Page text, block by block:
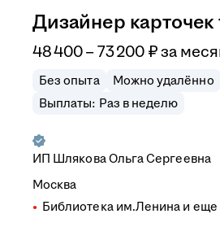
Дизайнер карточек
48 400–73 200 ₽ за
Без опыта
Можно удалённо
Выплаты: Раз в неделю
ИП Шлякова Ольга Сергеевна
Москва
Библиотека им.Ленина и еще